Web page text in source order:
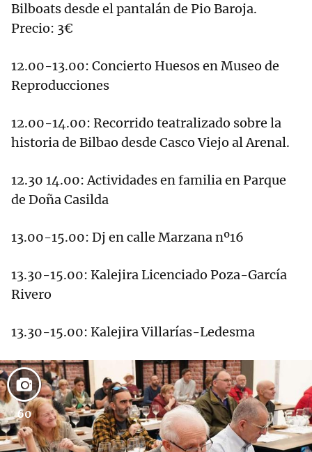
Bilboats desde el pantalán de Pio Baroja.
Precio: 3€
12.00-13.00: Concierto Huesos en Museo de
Reproducciones
12.00-14.00: Recorrido teatralizado sobre la
historia de Bilbao desde Casco Viejo al Arenal.
12.30 14.00: Actividades en familia en Parque
de Doña Casilda
13.00-15.00: Dj en calle Marzana nº16
13.30-15.00: Kalejira Licenciado Poza-García
Rivero
13.30-15.00: Kalejira Villarías-Ledesma
60